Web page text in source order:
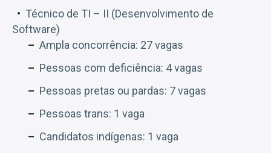
Técnico de TI – II (Desenvolvimento de
Software)
Ampla concorrência: 27 vagas
Pessoas com deficiência: 4 vagas
Pessoas pretas ou pardas: 7 vagas
Pessoas trans: 1 vaga
Candidatos indígenas: 1 vaga